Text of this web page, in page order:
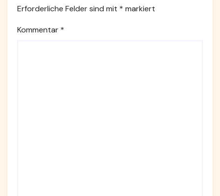
Erforderliche Felder sind mit * markiert
Kommentar *